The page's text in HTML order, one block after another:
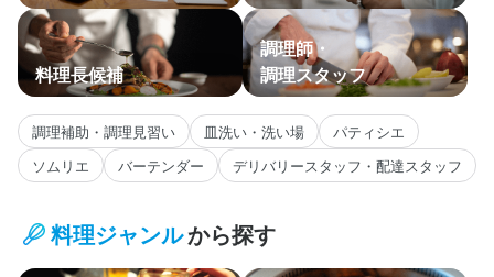
料理長候補
調理師・
調理スタッフ
調理補助・調理見習い 皿洗い・洗い場
パティシエ
ソムリエ
バーテンダー デリバリースタッフ・配達スタッフ
料理ジャンルから探す